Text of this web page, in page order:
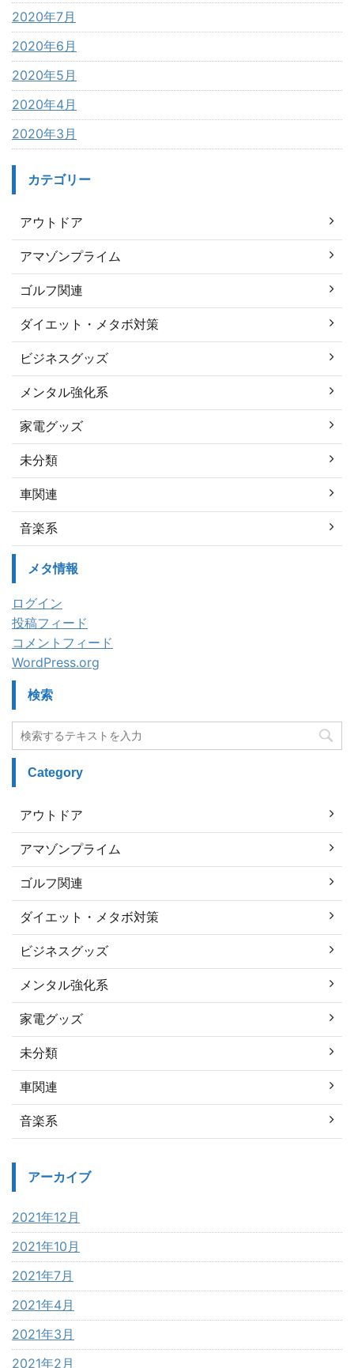
2020年7月
2020年6月
2020年5月
2020年4月
2020年3月
カテゴリー
アウトドア
アマゾンプライム
ゴルフ関連
ダイエット・メタボ対策
ビジネスグッズ
メンタル強化系
家電グッズ
未分類
車関連
音楽系
メタ情報
ログイン
投稿フィード
コメントフィード
WordPress.org
検索
Category
アウトドア
アマゾンプライム
ゴルフ関連
ダイエット・メタボ対策
ビジネスグッズ
メンタル強化系
家電グッズ
未分類
車関連
音楽系
アーカイブ
2021年12月
2021年10月
2021年7月
2021年4月
2021年3月
2021年2月